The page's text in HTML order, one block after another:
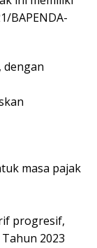
BAPENDA-
dengan
masa pajak
progresif,
2023